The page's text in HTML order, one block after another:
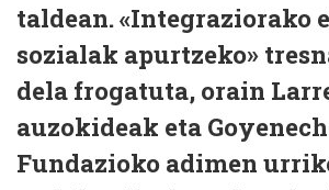
taldean. «Integraziorako
sozialak apurtzeko»
dela frogatuta, orain
auzokideak eta
Fundazioko adimen